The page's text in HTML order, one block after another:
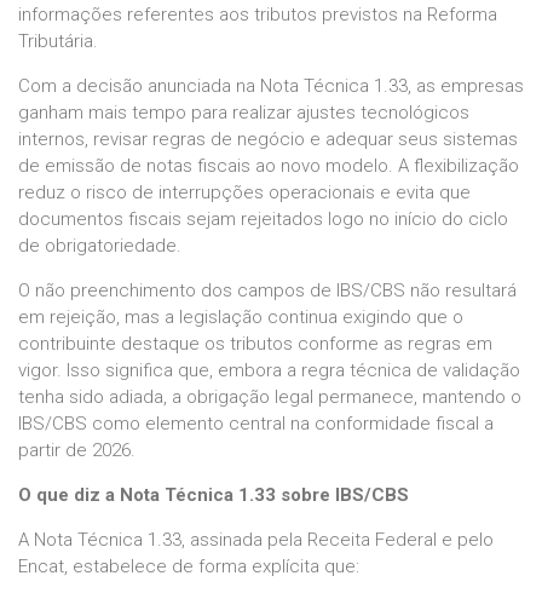
informações referentes aos tributos previstos na Reforma
Tributária.
Com a decisão anunciada na Nota Técnica 1.33, as empresas
ganham mais tempo para realizar ajustes tecnológicos
internos, revisar regras de negócio e adequar seus sistemas
de emissão de notas fiscais ao novo modelo. A flexibilização
reduz o risco de interrupções operacionais e evita que
documentos fiscais sejam rejeitados logo no início do ciclo
de obrigatoriedade.
O não preenchimento dos campos de IBS/CBS não resultará
em rejeição, mas a legislação continua exigindo que o
contribuinte destaque os tributos conforme as regras em
vigor. Isso significa que, embora a regra técnica de validação
tenha sido adiada, a obrigação legal permanece, mantendo o
IBS/CBS como elemento central na conformidade fiscal a
partir de 2026.
O que diz a Nota Técnica 1.33 sobre IBS/CBS
A Nota Técnica 1.33, assinada pela Receita Federal e pelo
Encat, estabelece de forma explícita que: